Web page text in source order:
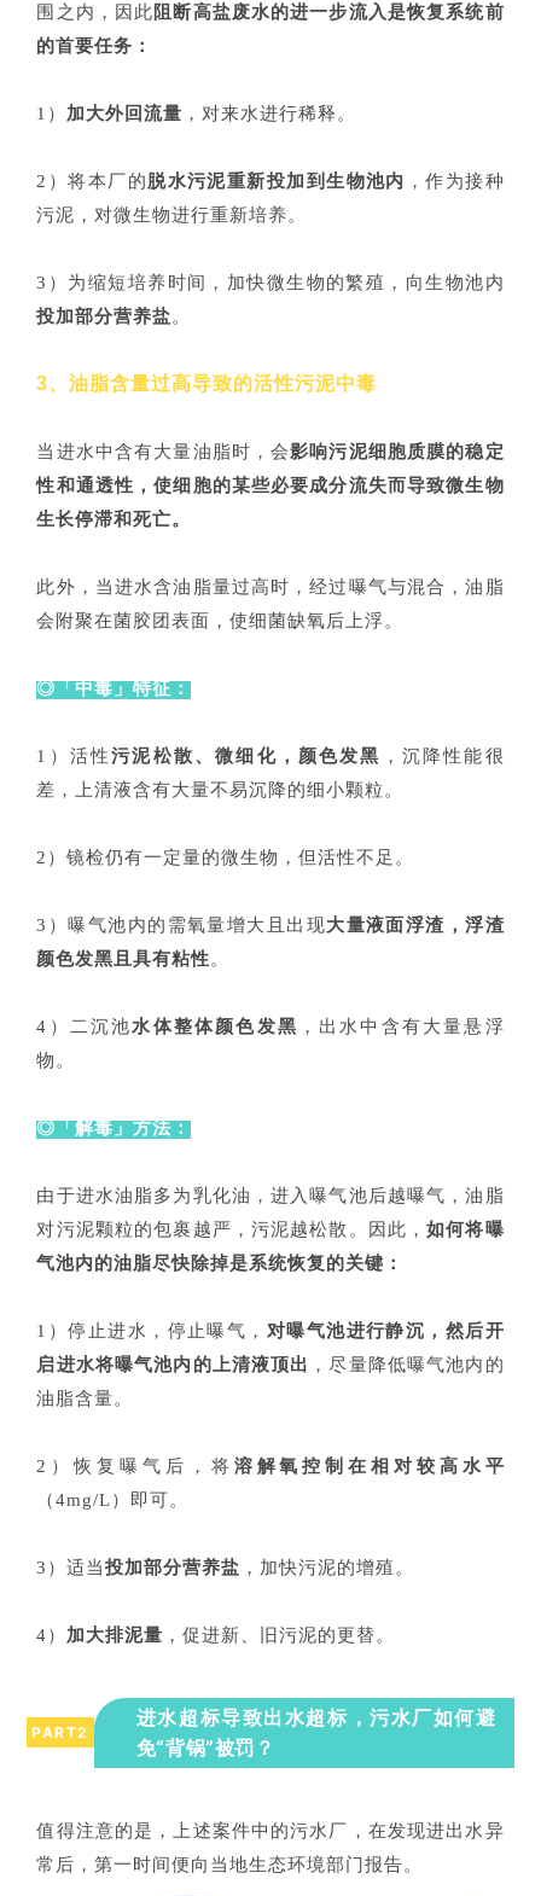
围之内，因此阻断高盐废水的进一步流入是恢复系统前
的首要任务：
1） 加大外回流量 ，对来水进行稀释。
2）将本厂的脱水污泥重新投加到生物池内 ，作为接种
污泥，对微生物进行重新培养。
3）为缩短培养时间，加快微生物的繁殖，向生物池内
投加部分营养盐。
3、油脂含量过高导致的活性污泥中毒
当进水中含有大量油脂时，会影响污泥细胞质膜的稳定
性和通透性，使细胞的某些必要成分流失而导致微生物
生长停滞和死亡。
此外，当进水含油脂量过高时，经过曝气与混合，油脂
会附聚在菌胶团表面，使细菌缺氧后上浮。
◎「中毒」特征：
1）活性污泥松散、微细化，颜色发黑 ，沉降性能很
差，上清液含有大量不易沉降的细小颗粒。
2）镜检仍有一定量的微生物，但活性不足。
3）曝气池内的需氧量增大且出现大量液面浮渣，浮渣
颜色发黑且具有粘性。
4）二沉池水体整体颜色发黑 ，出水中含有大量悬浮
物。
◎「解毒」方法：
由于进水油脂多为乳化油，进入曝气池后越曝气，油脂
对污泥颗粒的包裹越严，污泥越松散。因此，如何将曝
气池内的油脂尽快除掉是系统恢复的关键：
1）停止进水，停止曝气， 对曝气池进行静沉，然后开
启进水将曝气池内的上清液顶出 ，尽量降低曝气池内的
油脂含量。
2）恢复曝气后，将 溶解氧控制在相对较高水平
（4mg/L）即可。
3）适当投加部分营养盐 ，加快污泥的增殖。
4） 加大排泥量 ，促进新、旧污泥的更替。
PART2
进水超标导致出水超标，污水厂如何避
免“背锅”被罚？
值得注意的是，上述案件中的污水厂，在发现进出水异
常后，第一时间便向当地生态环境部门报告。